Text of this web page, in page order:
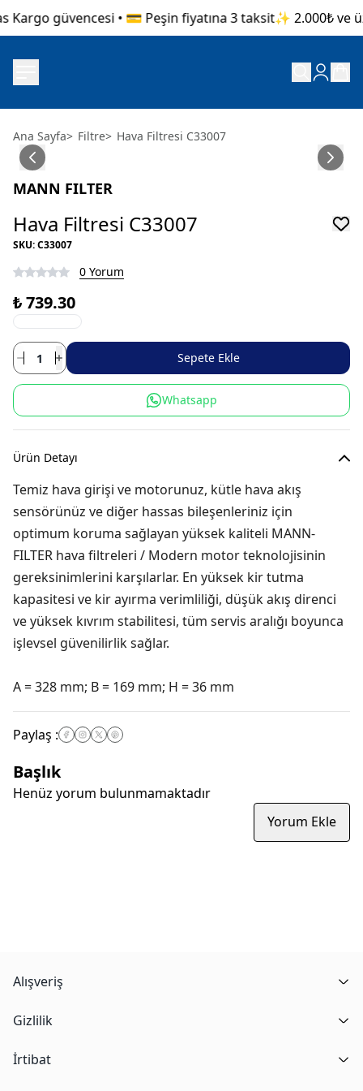
güvencesi • 💳 Peşin fiyatına 3 taksit✨ 2.000₺ ve
Ana Sayfa> Filtre> Hava Filtresi C33007
MANN FILTER
Hava Filtresi C33007
SKU:C33007
0 Yorum
₺ 739.30
Sepete Ekle
Whatsapp
Ürün Detayı
Temiz hava girişi ve motorunuz, kütle hava akış
sensörünüz ve diğer hassas bileşenleriniz için
optimum koruma sağlayan yüksek kaliteli MANN-
FILTER hava filtreleri / Modern motor teknolojisinin
gereksinimlerini karşılarlar. En yüksek kir tutma
kapasitesi ve kir ayırma verimliliği, düşük akış direnci
ve yüksek kıvrım stabilitesi, tüm servis aralığı boyunca
işlevsel güvenilirlik sağlar.
A = 328 mm; B = 169 mm; H = 36 mm
Paylaş :
Başlık
Henüz yorum bulunmamaktadır
Yorum Ekle
Alışveriş
Gizlilik
İrtibat